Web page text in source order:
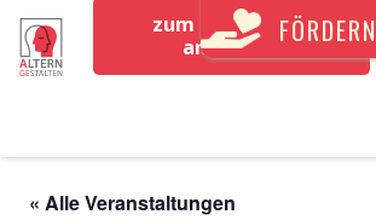
zum Newsletter
anmeldenFÖRDERN
« Alle Veranstaltungen